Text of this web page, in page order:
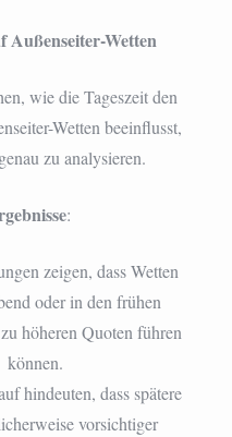
Außenseiter-Wetten
wie die Tageszeit den
Wetten beeinflusst,
zu analysieren.
:
zeigen, dass Wetten
oder in den frühen
höheren Quoten führen
können.
hindeuten, dass spätere
vorsichtiger